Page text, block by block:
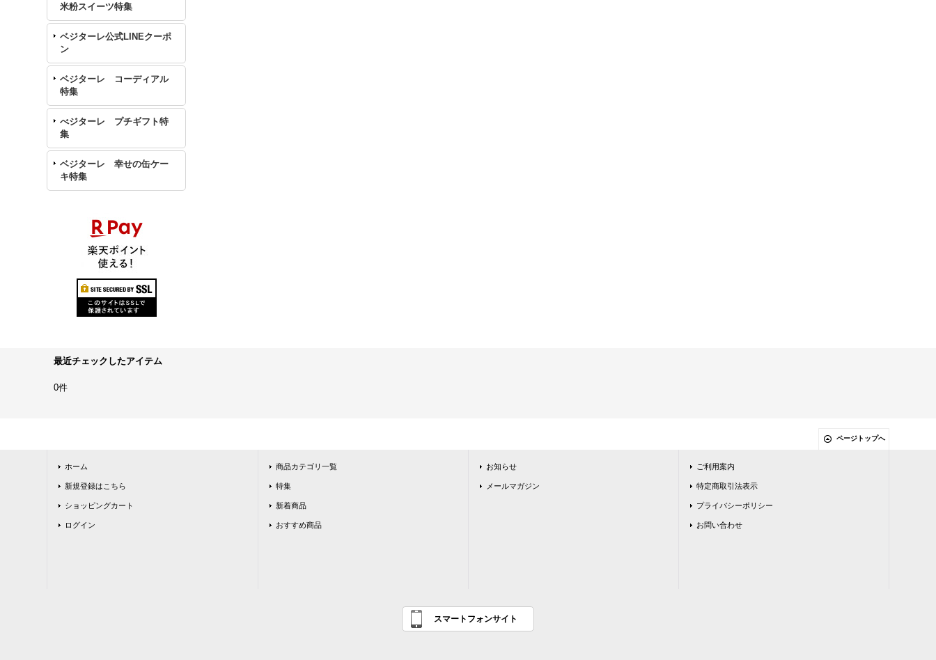
米粉スイーツ特集
ベジターレ公式LINEクーポ
ン
ベジターレ コーディアル
特集
べジターレ プチギフト特
集
ベジターレ 幸せの缶ケー
キ特集
最近チェックしたアイテム
0件
ページトップへ
ホーム
新規登録はこちら
ショッピングカート
ログイン
商品カテゴリ一覧
特集
新着商品
おすすめ商品
お知らせ
メールマガジン
ご利用案内
特定商取引法表示
プライバシーポリシー
お問い合わせ
スマートフォンサイト